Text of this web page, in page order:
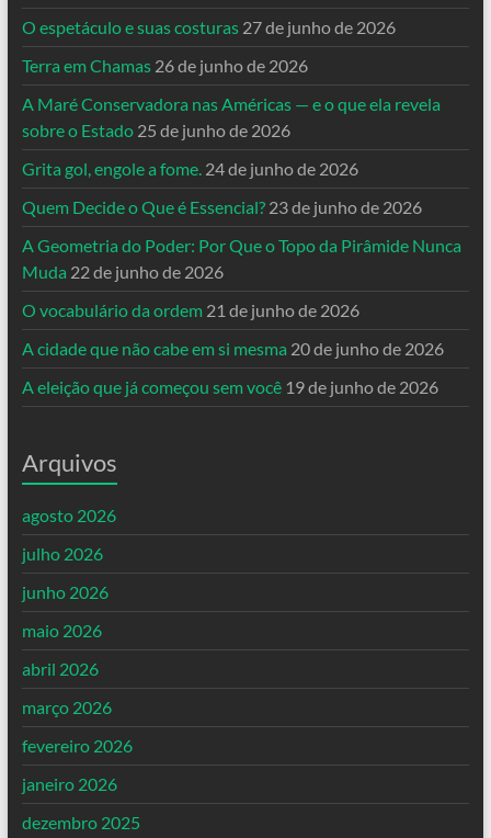
O espetáculo e suas costuras 27 de junho de 2026
Terra em Chamas 26 de junho de 2026
A Maré Conservadora nas Américas — e o que ela revela
sobre o Estado 25 de junho de 2026
Grita gol, engole a fome. 24 de junho de 2026
Quem Decide o Que é Essencial? 23 de junho de 2026
A Geometria do Poder: Por Que o Topo da Pirâmide Nunca
Muda 22 de junho de 2026
O vocabulário da ordem 21 de junho de 2026
A cidade que não cabe em si mesma 20 de junho de 2026
A eleição que já começou sem você 19 de junho de 2026
Arquivos
agosto 2026
julho 2026
junho 2026
maio 2026
abril 2026
março 2026
fevereiro 2026
janeiro 2026
dezembro 2025